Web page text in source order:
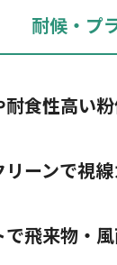
耐候・プ
食性高い
ーンで視
飛来物・